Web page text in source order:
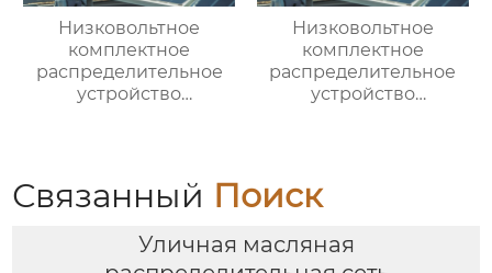
Низковольтное
комплектное
распределительное
устройство
Низковольтное
комплектное
распределительное
устройство
Связанный Поиск
Уличная масляная